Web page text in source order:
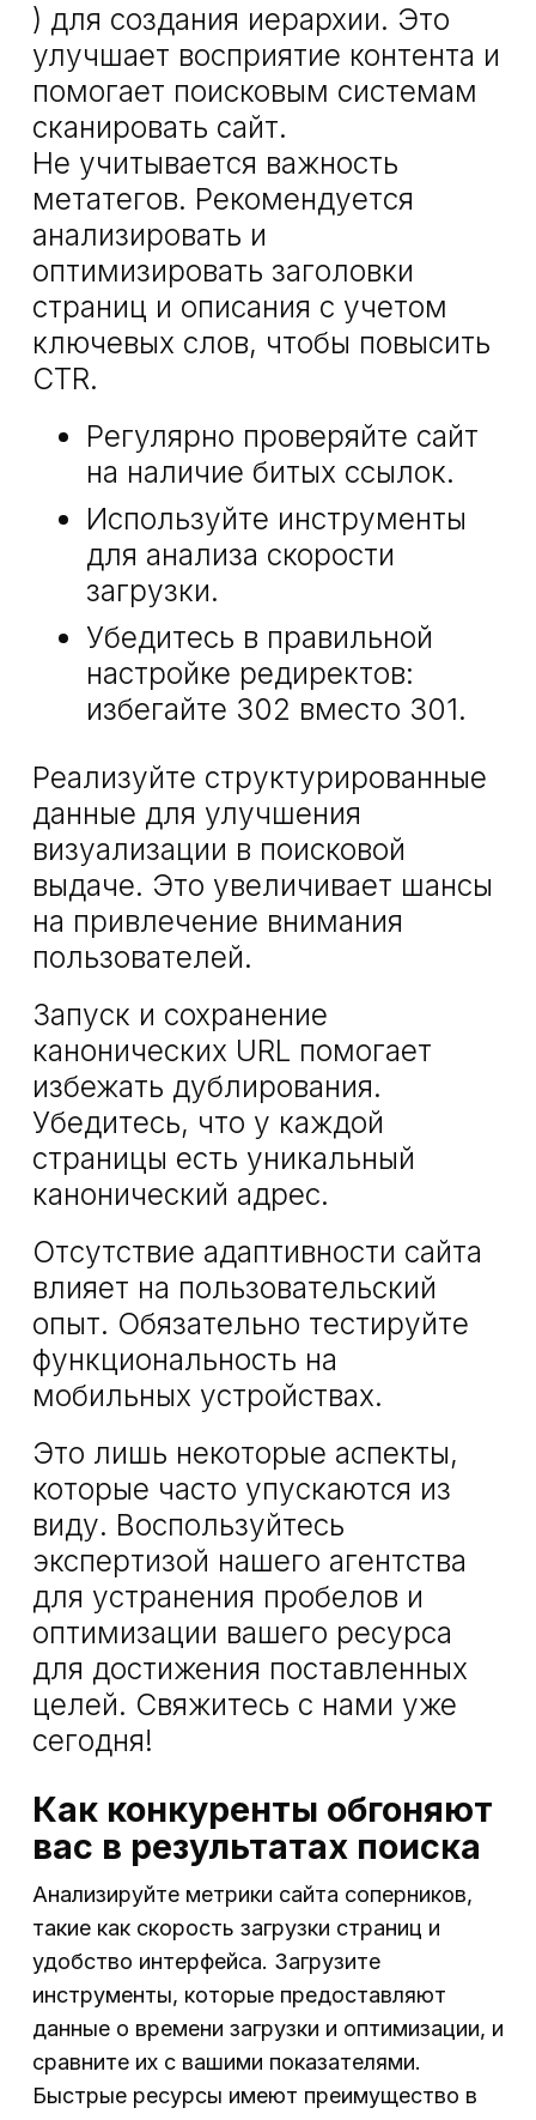
) для создания иерархии. Это
улучшает восприятие контента и
помогает поисковым системам
сканировать сайт.
Не учитывается важность
метатегов. Рекомендуется
анализировать и
оптимизировать заголовки
страниц и описания с учетом
ключевых слов, чтобы повысить
CTR.
Регулярно проверяйте сайт
на наличие битых ссылок.
Используйте инструменты
для анализа скорости
загрузки.
Убедитесь в правильной
настройке редиректов:
избегайте 302 вместо 301.
Реализуйте структурированные
данные для улучшения
визуализации в поисковой
выдаче. Это увеличивает шансы
на привлечение внимания
пользователей.
Запуск и сохранение
канонических URL помогает
избежать дублирования.
Убедитесь, что у каждой
страницы есть уникальный
канонический адрес.
Отсутствие адаптивности сайта
влияет на пользовательский
опыт. Обязательно тестируйте
функциональность на
мобильных устройствах.
Это лишь некоторые аспекты,
которые часто упускаются из
виду. Воспользуйтесь
экспертизой нашего агентства
для устранения пробелов и
оптимизации вашего ресурса
для достижения поставленных
целей. Свяжитесь с нами уже
сегодня!
Как конкуренты обгоняют
вас в результатах поиска
Анализируйте метрики сайта соперников,
такие как скорость загрузки страниц и
удобство интерфейса. Загрузите
инструменты, которые предоставляют
данные о времени загрузки и оптимизации, и
сравните их с вашими показателями.
Быстрые ресурсы имеют преимущество в